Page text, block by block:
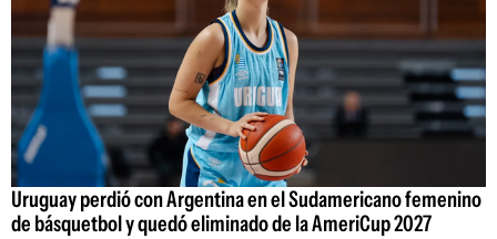
Uruguay perdió con Argentina en el Sudamericano femenino
de básquetbol y quedó eliminado de la AmeriCup 2027